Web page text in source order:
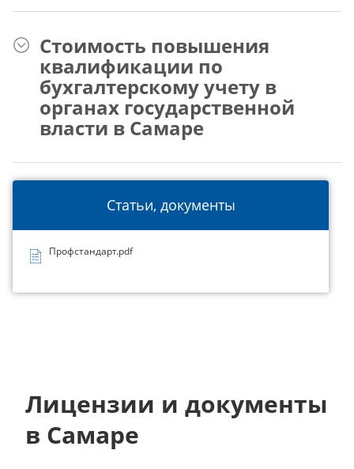
Статьи, документы
Профстандарт.pdf
Стоимость повышения
квалификации по
бухгалтерскому учету в
органах государственной
власти в Самаре
Лицензии и документы
в Самаре